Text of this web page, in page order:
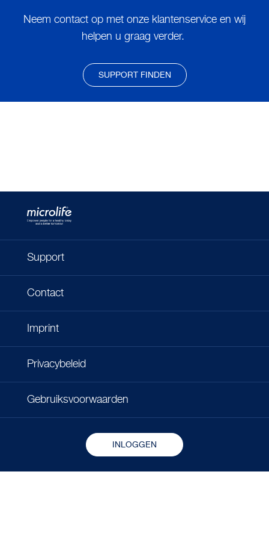
Neem contact op met onze klantenservice en wij
helpen u graag verder.
SUPPORT FINDEN
Support
Contact
Imprint
Privacybeleid
Gebruiksvoorwaarden
INLOGGEN